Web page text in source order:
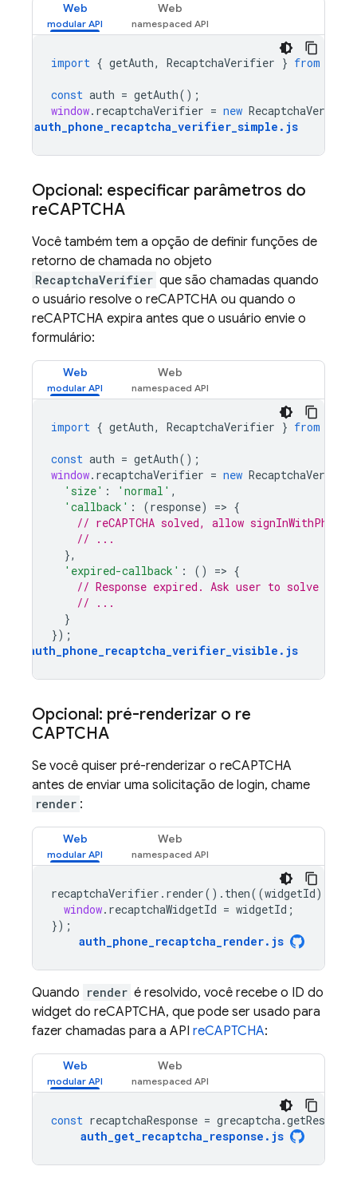
Web Web
import { getAuth, RecaptchaVerifier } from
const auth = getAuth();
window. recaptchaVerifier = new RecaptchaVerifier
auth_phone_recaptcha_verifier_simple . js
Opcional: especificar parâmetros do
reCAPTCHA
Você também tem a opção de definir funções de
retorno de chamada no objeto
RecaptchaVerifier que são chamadas quando
o usuário resolve o reCAPTCHA ou quando o
reCAPTCHA expira antes que o usuário envie o
formulário:
Web Web
import { getAuth, RecaptchaVerifier } from
const auth = getAuth();
window. recaptchaVerifier = new RecaptchaVerifier
'size' : 'normal' ,
'callback' : (response) => {
// reCAPTCHA solved, allow
// ...
},
'expired-callback' : () => {
// Response expired. Ask user to solve
// ...
}
});
auth_phone_recaptcha_verifier_visible . js
Opcional: pré-renderizar o re
CAPTCHA
Se você quiser pré-renderizar o reCAPTCHA
antes de enviar uma solicitação de login, chame
render :
Web Web
recaptchaVerifier . render(). then((widgetId)
window. recaptchaWidgetId = widgetId ;
});
auth_phone_recaptcha_render. js
Quando render é resolvido, você recebe o ID do
widget do reCAPTCHA, que pode ser usado para
fazer chamadas para a API reCAPTCHA:
Web Web
const recaptchaResponse = grecaptcha.getResponse
auth_get_recaptcha_response . js